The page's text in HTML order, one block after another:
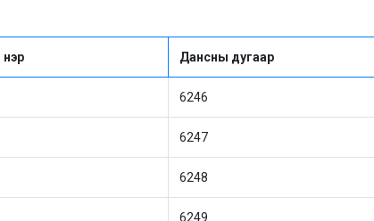
Дансны дугаар
6246
6247
6248
6249